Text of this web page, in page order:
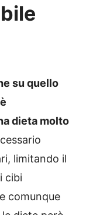
su quello
dieta molto
limitando il
cibi
comunque